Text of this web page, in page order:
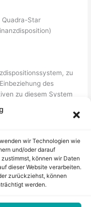
wir Technologien wie
und/oder darauf
können wir Daten
dieser Website verarbeiten.
zurückziehst, können
werden.
Quadra-Star
zu
des
zu diesem System
Richtung R/3.